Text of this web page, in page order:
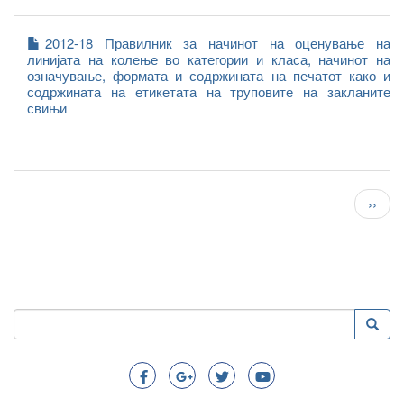
2012-18 Правилник за начинот на оценување на
линијата на колење во категории и класа, начинот на
означување, формата и содржината на печатот како и
содржината на етикетата на труповите на закланите
свињи
››
Search
Пребарување